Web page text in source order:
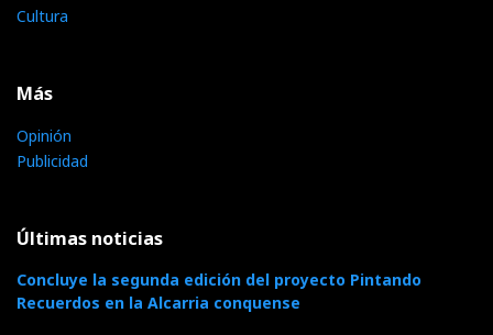
Cultura
Más
Opinión
Publicidad
Últimas noticias
Concluye la segunda edición del proyecto Pintando
Recuerdos en la Alcarria conquense